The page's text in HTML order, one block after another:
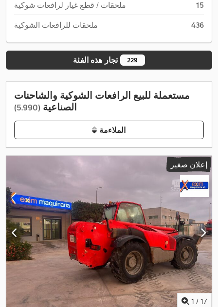
ملحقات / قطع غيار لرافعات شوكية 15
ملحقات للرافعات الشوكية 436
تجار هذه الفئة 229
مستعملة للبيع الرافعات الشوكية والشاحنات
الصناعية (5.990)
الملاءمة
إعلان صغير
1 / 17